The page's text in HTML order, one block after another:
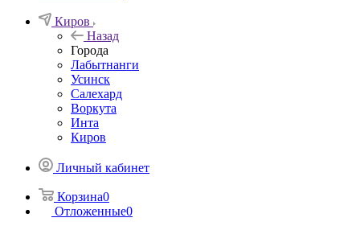
Киров
Назад
Города
Лабытнанги
Усинск
Салехард
Воркута
Инта
Киров
Личный кабинет
Корзина0
Отложенные0